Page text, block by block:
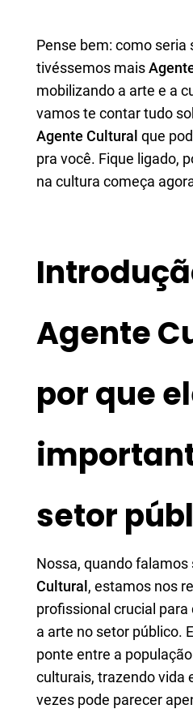
Pense bem: como seria
tivéssemos mais
mobilizando a arte e a
vamos te contar tudo
Agente Cultural que
pra você. Fique ligado,
na cultura começa
Agente
por que
setor
Nossa, quando falamos
Cultural , estamos nos
profissional crucial
a arte no setor público.
ponte entre a
culturais, trazendo vida
vezes pode parecer